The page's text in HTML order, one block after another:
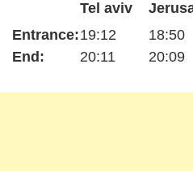
Entrance:
End:
Tel aviv
19:12
20:11
18:50
20:09